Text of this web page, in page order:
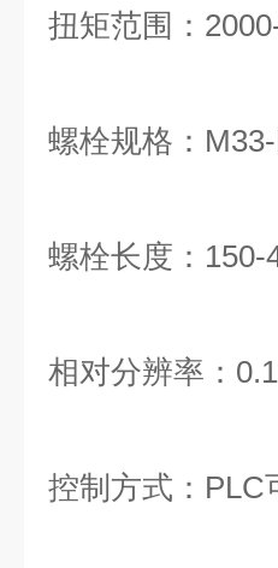
扭矩范围：
螺栓规格：
螺栓长度：150-
相对分辨率：
控制方式：PLC